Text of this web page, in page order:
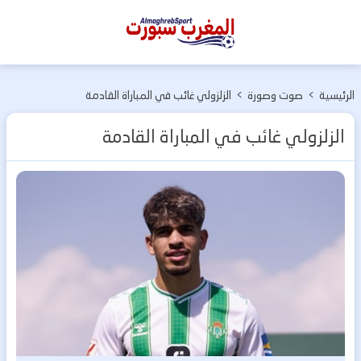
المغرب
الرئيسية > صوت وصورة > الزلزولي غائب في المباراة القادمة
الزلزولي غائب في المباراة القادمة